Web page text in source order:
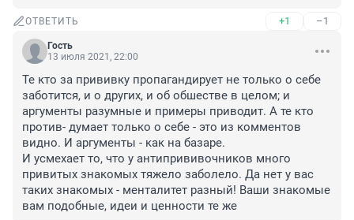
ОТВЕТИТЬ +1 –1
Гость
13 июля 2021, 22:00
Те кто за прививку пропагандирует не только о себе
заботится, и о других, и об обшестве в целом; и
аргументы разумные и примеры приводит. А те кто
против- думает только о себе - это из комментов
видно. И аргументы - как на базаре.
И усмехает то, что у антипрививочников много
привитых знакомых тяжело заболело. Да нет у вас
таких знакомых - менталитет разный! Ваши знакомые
вам подобные, идеи и ценности те же